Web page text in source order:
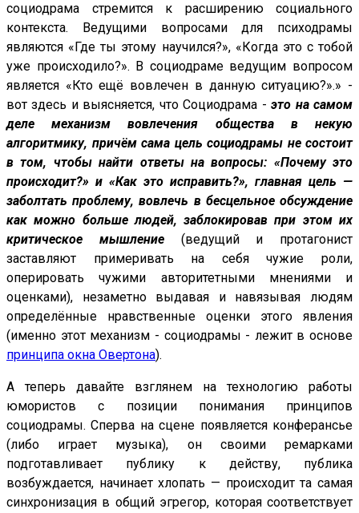
социодрама стремится к расширению социального
контекста. Ведущими вопросами для психодрамы
являются «Где ты этому научился?», «Когда это с тобой
уже происходило?». В социодраме ведущим вопросом
является «Кто ещё вовлечен в данную ситуацию?».» -
вот здесь и выясняется, что Социодрама -это на самом
деле механизм вовлечения общества в некую
алгоритмику, причём сама цель социодрамы не состоит
в том, чтобы найти ответы на вопросы: «Почему это
происходит?» и «Как это исправить?», главная цель —
заболтать проблему, вовлечь в бесцельное обсуждение
как можно больше людей, заблокировав при этом их
критическое мышление
(ведущий и протагонист
заставляют примеривать на себя чужие роли,
оперировать чужими авторитетными мнениями и
оценками), незаметно выдавая и навязывая людям
определённые нравственные оценки этого явления
(именно этот механизм - социодрамы - лежит в основе
принципа окна Овертона).
А теперь давайте взглянем на технологию работы
юмористов с позиции понимания принципов
социодрамы. Сперва на сцене появляется конферансье
(либо играет музыка), он своими ремарками
подготавливает публику к действу, публика
возбуждается, начинает хлопать — происходит та самая
синхронизация в общий эгрегор, которая соответствует